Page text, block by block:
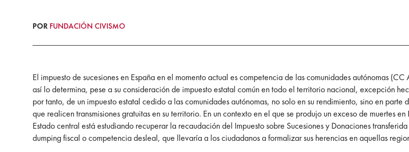
POR FUNDACIÓN CIVISMO
El impuesto de sucesiones en España en el momento actual es competencia de las comunidades autónomas
así lo determina, pese a su consideración de impuesto estatal común en todo el territorio nacional, excepción
por tanto, de un impuesto estatal cedido a las comunidades autónomas, no solo en su rendimiento, sino en
que realicen transmisiones gratuitas en su territorio. En un contexto en el que se produjo un exceso de muertes
Estado central está estudiando recuperar la recaudación del Impuesto sobre Sucesiones y Donaciones
dumping fiscal o competencia desleal, que llevaría a los ciudadanos a formalizar sus herencias en aquellas